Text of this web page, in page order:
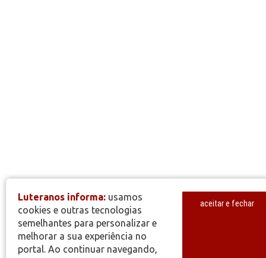
Luteranos informa: usamos
cookies e outras tecnologias
semelhantes para personalizar e
melhorar a sua experiência no
portal. Ao continuar navegando,
aceitar e fechar